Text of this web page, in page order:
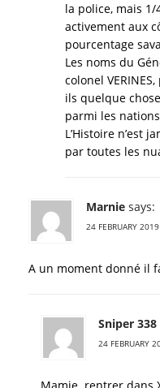
la police, mais
activement aux
pourcentage
Les noms du
colonel
ils quelque
parmi les
L’Histoire n’est
par toutes les
Marnie says:
24 FEBRUARY
A un moment donné il
Sniper 338
24 FEBRUARY